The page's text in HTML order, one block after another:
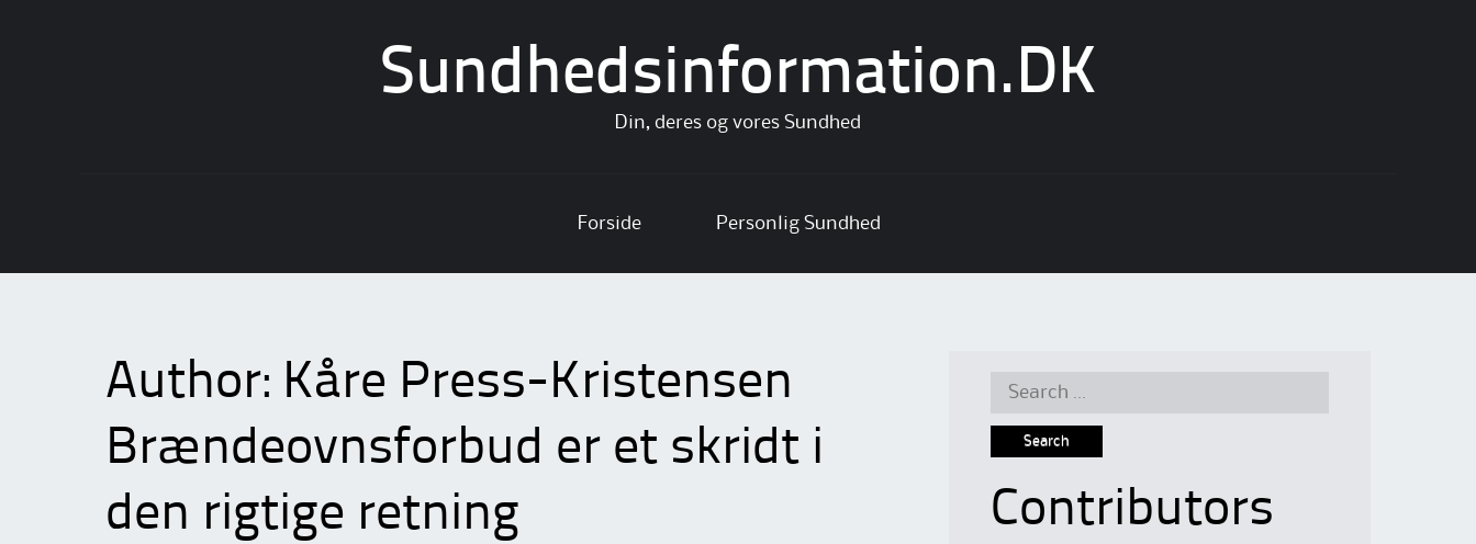
Sundhedsinformation.DK
Din, deres og vores Sundhed
content
Forside Personlig Sundhed
Author: Kåre Press-Kristensen
Brændeovnsforbud er et skridt i
den rigtige retning
Search
Contributors